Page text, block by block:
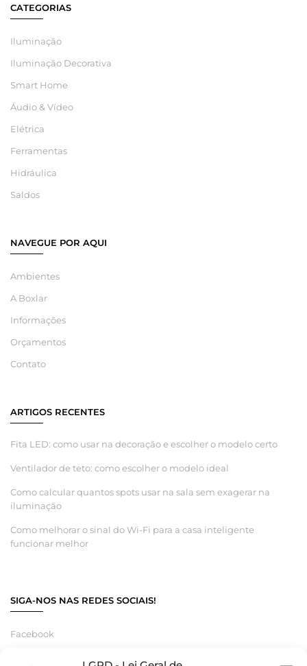
CATEGORIAS
Iluminação
Iluminação Decorativa
Smart Home
Áudio & Vídeo
Elétrica
Ferramentas
Hidráulica
Saldos
NAVEGUE POR AQUI
Ambientes
A Boxlar
Informações
Orçamentos
Contato
ARTIGOS RECENTES
Fita LED: como usar na decoração e escolher o modelo certo
Ventilador de teto: como escolher o modelo ideal
Como calcular quantos spots usar na sala sem exagerar na
iluminação
Como melhorar o sinal do Wi-Fi para a casa inteligente
funcionar melhor
SIGA-NOS NAS REDES SOCIAIS!
Facebook